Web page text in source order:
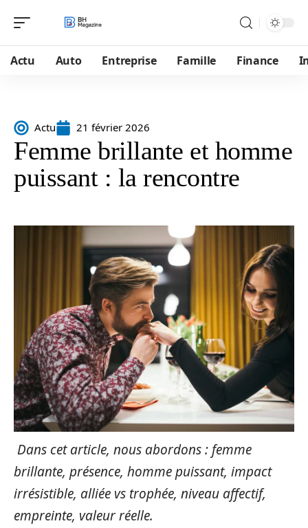
Actu Auto Entreprise Famille Finance
Actu 21 février 2026
Femme brillante et homme
puissant : la rencontre
Dans cet article, nous abordons : femme
brillante, présence, homme puissant, impact
irrésistible, alliée vs trophée, niveau affectif,
empreinte, valeur réelle.